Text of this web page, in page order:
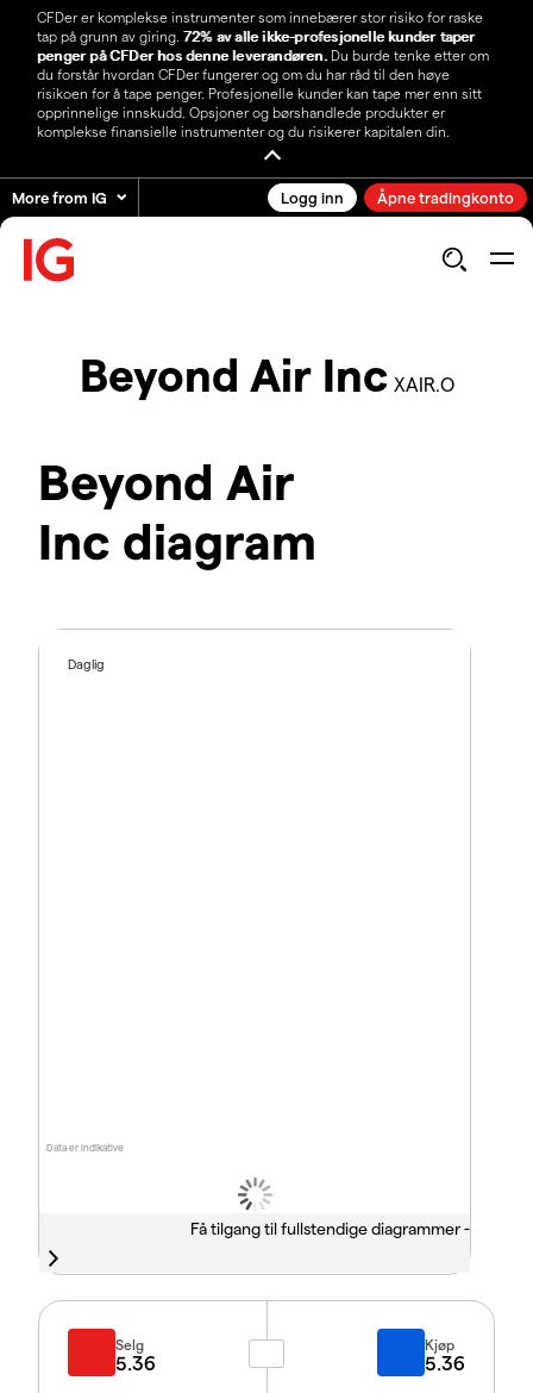
CFDer er komplekse instrumenter som innebærer stor risiko for raske
tap på grunn av giring. 72% av alle ikke-profesjonelle kunder taper
penger på CFDer hos denne leverandøren.Du burde tenke etter om
du forstår hvordan CFDer fungerer og om du har råd til den høye
risikoen for å tape penger. Profesjonelle kunder kan tape mer enn sitt
opprinnelige innskudd. Opsjoner og børshandlede produkter er
komplekse finansielle instrumenter og du risikerer kapitalen din.
More from IG Logg inn Åpne tradingkonto
Beyond Air Inc XAIR.O
Beyond Air
Inc diagram
Data er indikative
Daglig
Få tilgang til fullstendige diagrammer -
Selg
5.36
Kjøp
5.36